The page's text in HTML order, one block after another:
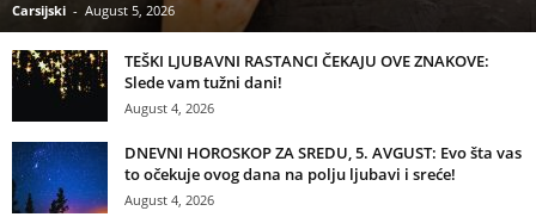
Carsijski - August 5, 2026
TEŠKI LJUBAVNI RASTANCI ČEKAJU OVE ZNAKOVE:
Slede vam tužni dani!
August 4, 2026
DNEVNI HOROSKOP ZA SREDU, 5. AVGUST: Evo šta vas
to očekuje ovog dana na polju ljubavi i sreće!
August 4, 2026